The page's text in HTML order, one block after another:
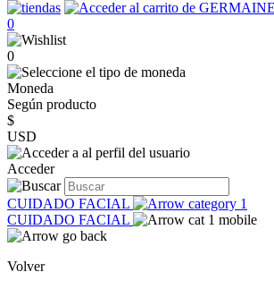
0
0
Moneda
Según producto
$
USD
Acceder
CUIDADO FACIAL
CUIDADO FACIAL
Volver